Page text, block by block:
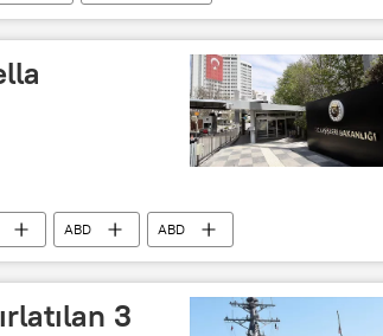
ABD ABD
3